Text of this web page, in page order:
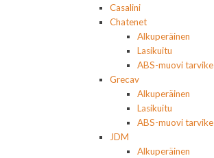
Casalini
Chatenet
Alkuperäinen
Lasikuitu
ABS-muovi tarvike
Grecav
Alkuperäinen
Lasikuitu
ABS-muovi tarvike
JDM
Alkuperäinen